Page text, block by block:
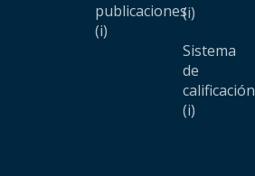
publicaciones
(i)
(i)
Sistema
de
calificación
(i)